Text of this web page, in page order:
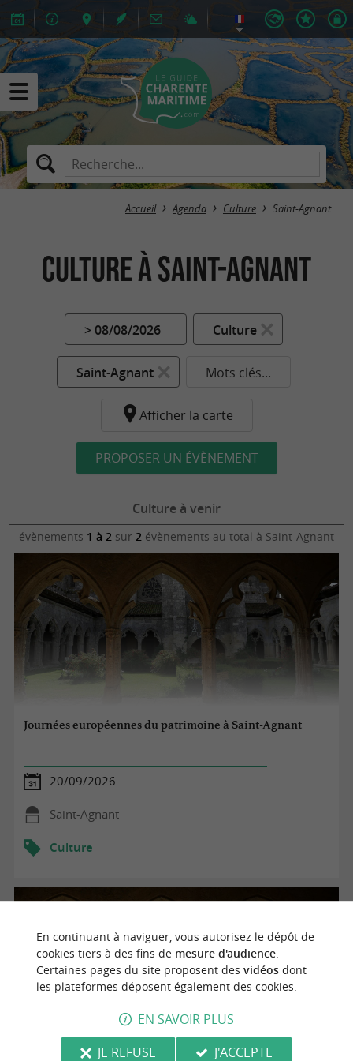
Accueil Agenda Culture Saint-Agnant
Culture à Saint-Agnant
> 08/08/2026 Culture
Saint-Agnant Mots clés...
Afficher la carte
PROPOSER UN ÉVÈNEMENT
Culture à venir
évènements 1 à 2 sur 2 évènements au total à Saint-Agnant
Journées européennes du patrimoine à Saint-Agnant
20/09/2026
Saint-Agnant
Culture
En continuant à naviguer, vous autorisez le dépôt de
cookies tiers à des fins de mesure d'audience.
Certaines pages du site proposent des vidéosdont
les plateformes déposent également des cookies.
EN SAVOIR PLUS
JE REFUSE
J'ACCEPTE